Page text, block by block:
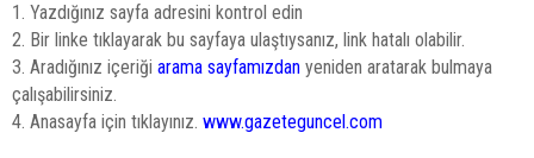
1. Yazdığınız sayfa adresini kontrol edin
2. Bir linke tıklayarak bu sayfaya ulaştıysanız, link hatalı olabilir.
3. Aradığınız içeriği arama sayfamızdan yeniden aratarak bulmaya
çalışabilirsiniz.
4. Anasayfa için tıklayınız. www.gazeteguncel.com